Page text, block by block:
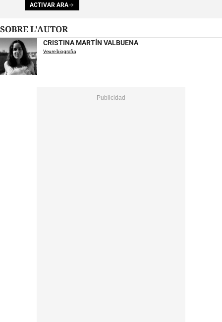
ACTIVAR ARA
SOBRE L'AUTOR
CRISTINA MARTÍN VALBUENA
Veure biografia